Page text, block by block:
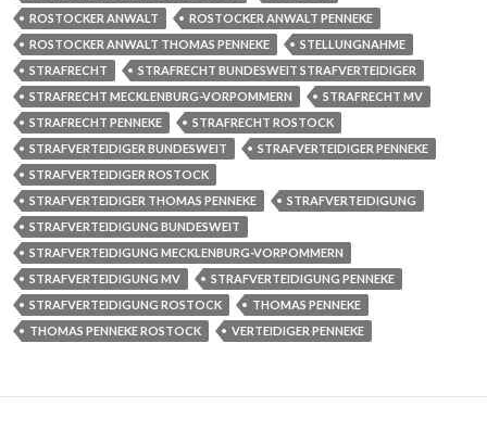
ROSTOCKER ANWALT
ROSTOCKER ANWALT PENNEKE
ROSTOCKER ANWALT THOMAS PENNEKE
STELLUNGNAHME
STRAFRECHT
STRAFRECHT BUNDESWEIT STRAFVERTEIDIGER
STRAFRECHT MECKLENBURG-VORPOMMERN
STRAFRECHT MV
STRAFRECHT PENNEKE
STRAFRECHT ROSTOCK
STRAFVERTEIDIGER BUNDESWEIT
STRAFVERTEIDIGER PENNEKE
STRAFVERTEIDIGER ROSTOCK
STRAFVERTEIDIGER THOMAS PENNEKE
STRAFVERTEIDIGUNG
STRAFVERTEIDIGUNG BUNDESWEIT
STRAFVERTEIDIGUNG MECKLENBURG-VORPOMMERN
STRAFVERTEIDIGUNG MV
STRAFVERTEIDIGUNG PENNEKE
STRAFVERTEIDIGUNG ROSTOCK
THOMAS PENNEKE
THOMAS PENNEKE ROSTOCK
VERTEIDIGER PENNEKE